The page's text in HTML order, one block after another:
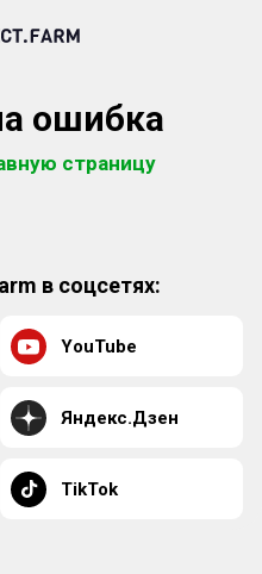
ошибка
страницу
в соцсетях:
YouTube
Яндекс.Дзен
TikTok